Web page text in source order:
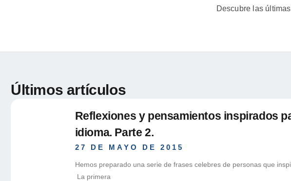
Descubre las
Últimos artículos
Reflexiones y pensamientos inspirados
idioma. Parte 2.
27 DE MAYO DE 2015
Hemos preparado una serie de frases celebres de personas que
La primera